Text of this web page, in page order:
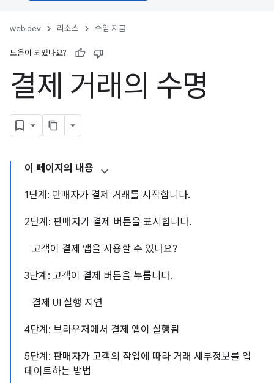
web.dev 리소스 수입 지급
도움이 되었나요?
결제 거래의 수명
이 페이지의 내용
1단계: 판매자가 결제 거래를 시작합니다.
2단계: 판매자가 결제 버튼을 표시합니다.
고객이 결제 앱을 사용할 수 있나요?
3단계: 고객이 결제 버튼을 누릅니다.
결제 UI 실행 지연
4단계: 브라우저에서 결제 앱이 실행됨
5단계: 판매자가 고객의 작업에 따라 거래 세부정보를 업
데이트하는 방법